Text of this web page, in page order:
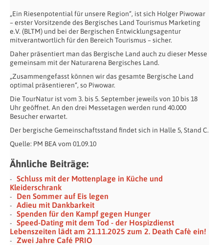
„Ein Riesenpotential für unsere Region“, ist sich Holger Piwowar
– erster Vorsitzende des Bergisches Land Tourismus Marketing
e.V. (BLTM) und bei der Bergischen Entwicklungsagentur
mitverantwortlich für den Bereich Tourismus – sicher.
Daher präsentiert man das Bergische Land auch zu dieser Messe
gemeinsam mit der Naturarena Bergisches Land.
„Zusammengefasst können wir das gesamte Bergische Land
optimal präsentieren“, so Piwowar.
Die TourNatur ist vom 3. bis 5. September jeweils von 10 bis 18
Uhr geöffnet. An den drei Messetagen werden rund 40.000
Besucher erwartet.
Der bergische Gemeinschaftsstand findet sich in Halle 5, Stand C.
Quelle: PM BEA vom 01.09.10
Ähnliche Beiträge:
Schluss mit der Mottenplage in Küche und
Kleiderschrank
Den Sommer auf Eis legen
Adieu mit Dankbarkeit
Spenden für den Kampf gegen Hunger
Speed-Dating mit dem Tod - der Hospizdienst
Lebenszeiten lädt am 21.11.2025 zum 2. Death Cafè ein!
Zwei Jahre Café PRIO